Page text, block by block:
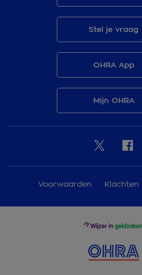
Stel je vraag
OHRA App
Mijn OHRA
Voorwaarden Klachten